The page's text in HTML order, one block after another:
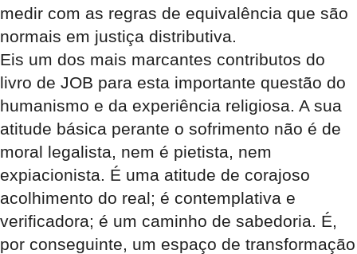
medir com as regras de equivalência que são
normais em justiça distributiva.
Eis um dos mais marcantes contributos do
livro de JOB para esta importante questão do
humanismo e da experiência religiosa. A sua
atitude básica perante o sofrimento não é de
moral legalista, nem é pietista, nem
expiacionista. É uma atitude de corajoso
acolhimento do real; é contemplativa e
verificadora; é um caminho de sabedoria. É,
por conseguinte, um espaço de transformação